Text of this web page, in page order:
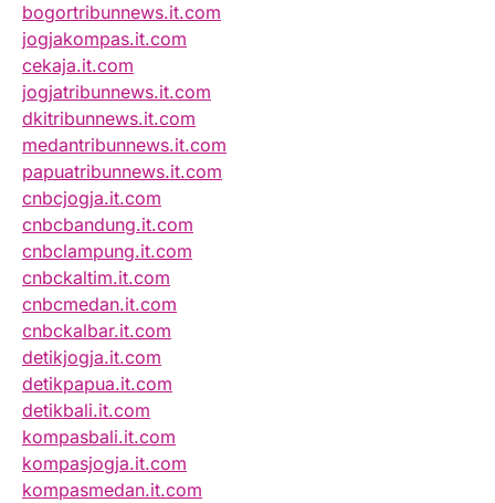
bogortribunnews.it.com
jogjakompas.it.com
cekaja.it.com
jogjatribunnews.it.com
dkitribunnews.it.com
medantribunnews.it.com
papuatribunnews.it.com
cnbcjogja.it.com
cnbcbandung.it.com
cnbclampung.it.com
cnbckaltim.it.com
cnbcmedan.it.com
cnbckalbar.it.com
detikjogja.it.com
detikpapua.it.com
detikbali.it.com
kompasbali.it.com
kompasjogja.it.com
kompasmedan.it.com